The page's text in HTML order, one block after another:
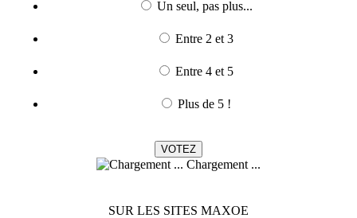
Un seul, pas plus...
Entre 2 et 3
Entre 4 et 5
Plus de 5 !
Chargement ...
SUR LES SITES MAXOE